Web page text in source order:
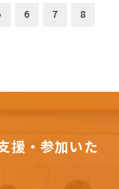
6 7
8
援・参加いた